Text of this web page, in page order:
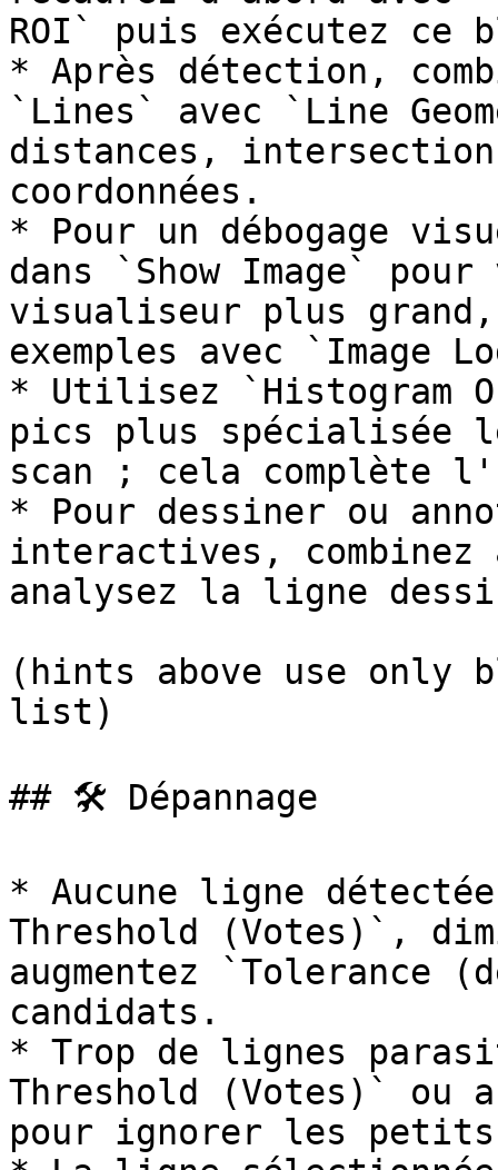
ROI` puis exécutez ce
* Après détection,
`Lines` avec `Line
distances,
coordonnées.
* Pour un débogage
dans `Show Image`
visualiseur plus
exemples avec `Image
* Utilisez `Histogram
pics plus spécialisée
scan ; cela complète
* Pour dessiner ou
interactives, combinez
analysez la ligne
(hints above use only
list)
## 🛠️ Dépannage
* Aucune ligne
Threshold (Votes)`,
augmentez `Tolerance
candidats.
* Trop de lignes
Threshold (Votes)` ou
pour ignorer les petits